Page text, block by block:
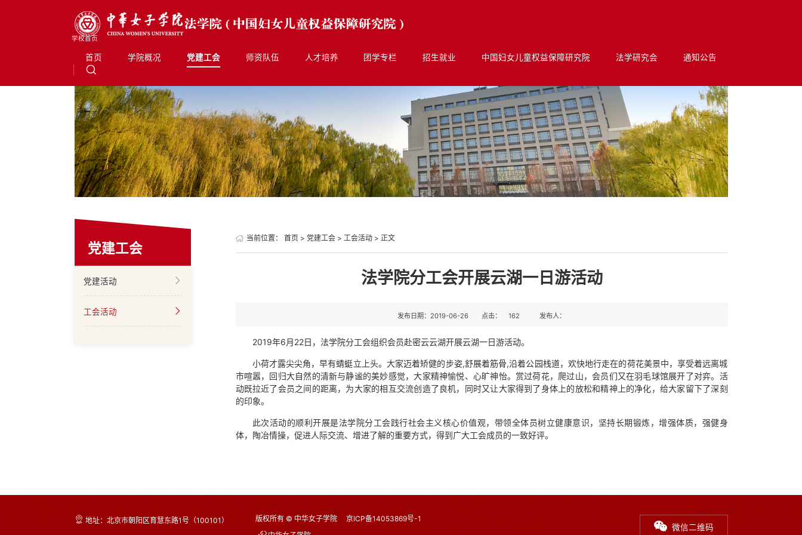
首页 学院概况 党建工会 师资队伍 人才培养 团学专栏 招生就业 中国妇女儿童权益保障研究院 法学研究会 通知公告
学校首页
党建工会
党建活动
工会活动
当前位置：首页 >党建工会 >工会活动 >正文
法学院分工会开展云湖一日游活动
发布日期：2019-06-26 点击： 162 发布人：
2019年6月22日，法学院分工会组织会员赴密云云湖开展云湖一日游活动。
小荷才露尖尖角，早有蜻蜓立上头。大家迈着矫健的步姿,舒展着筋骨,沿着公园栈道，欢快地行走在的荷花美景中，享受着远离城
市喧嚣，回归大自然的清新与静谧的美妙感觉，大家精神愉悦、心旷神怡。赏过荷花，爬过山，会员们又在羽毛球馆展开了对弈。活
动既拉近了会员之间的距离，为大家的相互交流创造了良机，同时又让大家得到了身体上的放松和精神上的净化，给大家留下了深刻
的印象。
此次活动的顺利开展是法学院分工会践行社会主义核心价值观，带领全体员树立健康意识，坚持长期锻炼，增强体质，强健身
体，陶冶情操，促进人际交流、增进了解的重要方式，得到广大工会成员的一致好评。
地址：北京市朝阳区育慧东路1号（100101） 版权所有 © 中华女子学院
京ICP备14053869号-1
微信二维码